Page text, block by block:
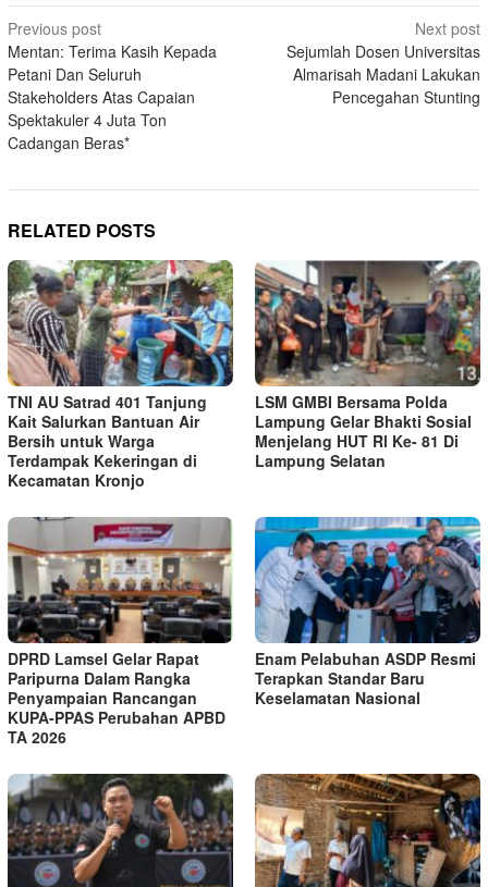
Post
navigation
Previous post
Mentan: Terima Kasih Kepada
Petani Dan Seluruh
Stakeholders Atas Capaian
Spektakuler 4 Juta Ton
Cadangan Beras*
Next post
Sejumlah Dosen Universitas
Almarisah Madani Lakukan
Pencegahan Stunting
RELATED POSTS
TNI AU Satrad 401 Tanjung
Kait Salurkan Bantuan Air
Bersih untuk Warga
Terdampak Kekeringan di
Kecamatan Kronjo
LSM GMBI Bersama Polda
Lampung Gelar Bhakti Sosial
Menjelang HUT Rl Ke- 81 Di
Lampung Selatan
DPRD Lamsel Gelar Rapat
Paripurna Dalam Rangka
Penyampaian Rancangan
KUPA-PPAS Perubahan APBD
TA 2026
Enam Pelabuhan ASDP Resmi
Terapkan Standar Baru
Keselamatan Nasional